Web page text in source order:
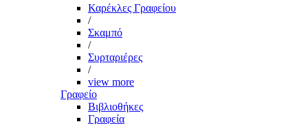
Καρέκλες Γραφείου
/
Σκαμπό
/
Συρταριέρες
/
view more
Γραφείο
Βιβλιοθήκες
Γραφεία